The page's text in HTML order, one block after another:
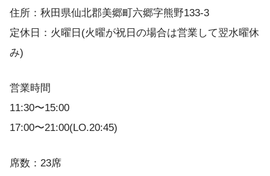
住所：秋田県仙北郡美郷町六郷字熊野133-3
定休日：火曜日(火曜が祝日の場合は営業して翌水曜休
み)
営業時間
11:30〜15:00
17:00〜21:00(LO.20:45)
席数：23席